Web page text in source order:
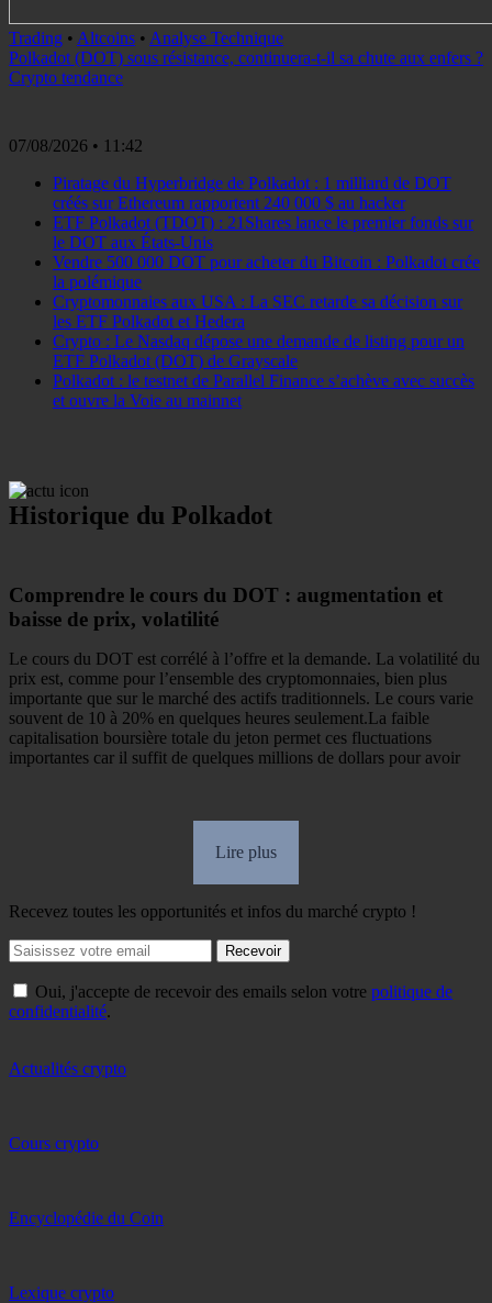
Trading • Altcoins • Analyse Technique
Polkadot (DOT) sous résistance, continuera-t-il sa chute aux enfers ?
Crypto tendance
07/08/2026 • 11:42
Piratage du Hyperbridge de Polkadot : 1 milliard de DOT
créés sur Ethereum rapportent 240 000 $ au hacker
ETF Polkadot (TDOT) : 21Shares lance le premier fonds sur
le DOT aux États-Unis
Vendre 500 000 DOT pour acheter du Bitcoin : Polkadot crée
la polémique
Cryptomonnaies aux USA : La SEC retarde sa décision sur
les ETF Polkadot et Hedera
Crypto : Le Nasdaq dépose une demande de listing pour un
ETF Polkadot (DOT) de Grayscale
Polkadot : le testnet de Parallel Finance s’achève avec succès
et ouvre la Voie au mainnet
Historique du Polkadot
Comprendre le cours du DOT : augmentation et
baisse de prix, volatilité
Le cours du DOT est corrélé à l’offre et la demande. La volatilité du
prix est, comme pour l’ensemble des cryptomonnaies, bien plus
importante que sur le marché des actifs traditionnels. Le cours varie
souvent de 10 à 20% en quelques heures seulement.La faible
capitalisation boursière totale du jeton permet ces fluctuations
importantes car il suffit de quelques millions de dollars pour avoir
Lire plus
Recevez toutes les opportunités et infos du marché crypto !
Recevoir
Oui, j'accepte de recevoir des emails selon votre politique de
confidentialité.
Actualités crypto
Cours crypto
Encyclopédie du Coin
Lexique crypto